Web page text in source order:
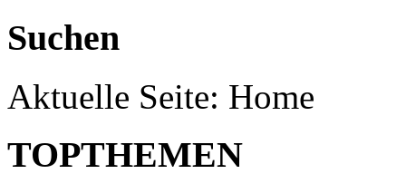
Suchen
Aktuelle Seite: Home
TOPTHEMEN